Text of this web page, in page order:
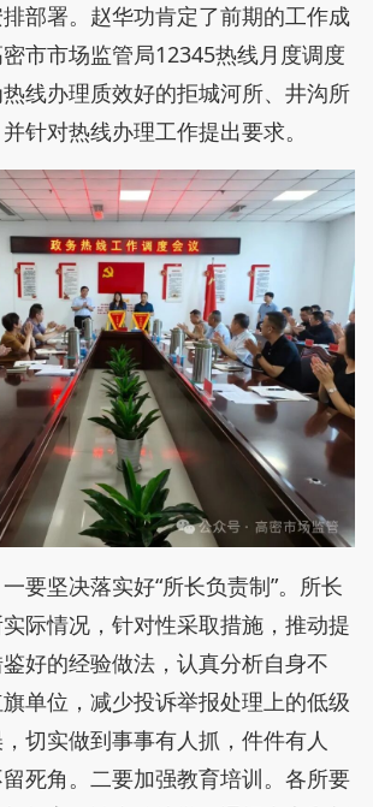
部署。赵华功肯定了前期的工作成
市市场监管局12345热线月度调度
线办理质效好的拒城河所、井沟所
针对热线办理工作提出要求。
要坚决落实好“所长负责制”。所长
际情况，针对性采取措施，推动提
好的经验做法，认真分析自身不
单位，减少投诉举报处理上的低级
切实做到事事有人抓，件件有人
死角。二要加强教育培训。各所要